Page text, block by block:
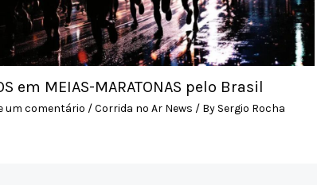
em MEIAS-MARATONAS pelo Brasil
um comentário /Corrida no Ar News / By Sergio Rocha